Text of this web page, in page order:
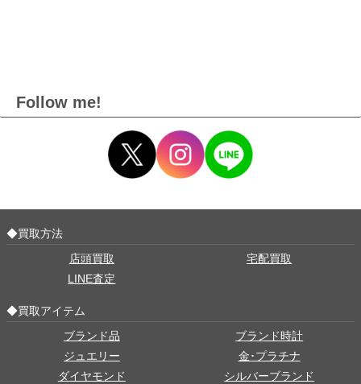
Follow me!
◆買取方法
店頭買取
宅配買取
LINE査定
◆買取アイテム
ブランド品
ブランド時計
ジュエリー
金･プラチナ
ダイヤモンド
シルバーブランド